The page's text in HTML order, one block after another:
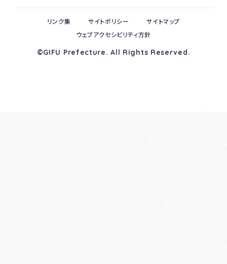
©GIFU Prefecture. All Rights Reserved.
リンク集 サイトポリシー
サイトマップ
ウェブアクセシビリティ方針